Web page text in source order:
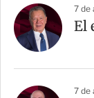
7 de
El
7 de